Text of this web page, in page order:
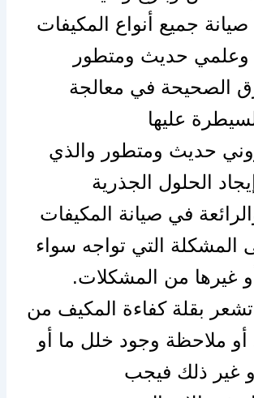
صيانة جميع أنواع المكيفات
حديث ومتطور
الصحيحة في معالجة
عليها
حديث ومتطور والذي
إيجاد الحلول الجذرية
في صيانة المكيفات
المشكلة التي تواجه سواء
أو غيرها من المشكلات.
بقلة كفاءة المكيف من
أو ملاحظة وجود خلل ما أو
غير ذلك فيجب